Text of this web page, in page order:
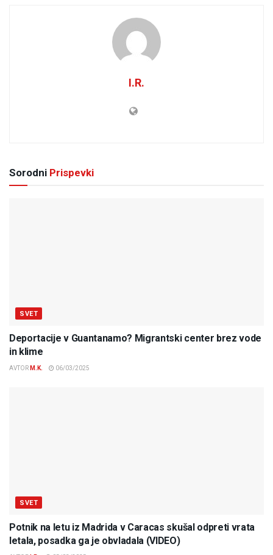
I.R.
Sorodni Prispevki
SVET
Deportacije v Guantanamo? Migrantski center brez vode
in klime
AVTOR M.K. 06/03/2025
SVET
Potnik na letu iz Madrida v Caracas skušal odpreti vrata
letala, posadka ga je obvladala (VIDEO)